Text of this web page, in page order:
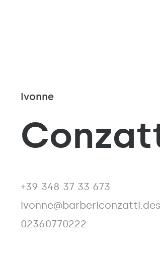
Ivonne
+39 348 37 33 673
02360770222